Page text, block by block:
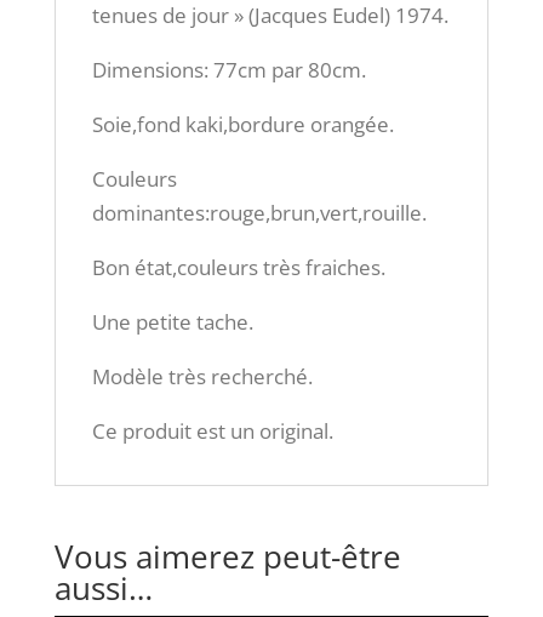
tenues de jour » (Jacques Eudel) 1974.
Dimensions: 77cm par 80cm.
Soie,fond kaki,bordure orangée.
Couleurs
dominantes:rouge,brun,vert,rouille.
Bon état,couleurs très fraiches.
Une petite tache.
Modèle très recherché.
Ce produit est un original.
Vous aimerez peut-être
aussi…